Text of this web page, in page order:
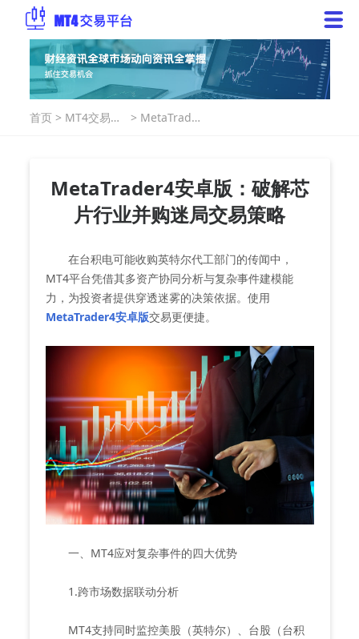
首页 > MT4交易指
> MetaTrader
易策略
MetaTrader4安卓版：破解芯
片行业并购迷局交易策略
在台积电可能收购英特尔代工部门的传闻中，
MT4平台凭借其多资产协同分析与复杂事件建模能
力，为投资者提供穿透迷雾的决策依据。使用
MetaTrader4安卓版交易更便捷。
一、MT4应对复杂事件的四大优势
1.跨市场数据联动分析
MT4支持同时监控美股（英特尔）、台股（台积